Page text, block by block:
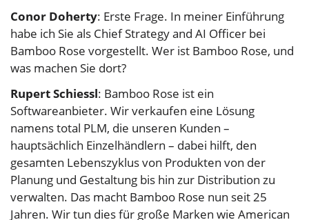
Conor Doherty: Erste Frage. In meiner Einführung
habe ich Sie als Chief Strategy and AI Officer bei
Bamboo Rose vorgestellt. Wer ist Bamboo Rose, und
was machen Sie dort?
Rupert Schiessl: Bamboo Rose ist ein
Softwareanbieter. Wir verkaufen eine Lösung
namens total PLM, die unseren Kunden –
hauptsächlich Einzelhändlern – dabei hilft, den
gesamten Lebenszyklus von Produkten von der
Planung und Gestaltung bis hin zur Distribution zu
verwalten. Das macht Bamboo Rose nun seit 25
Jahren. Wir tun dies für große Marken wie American